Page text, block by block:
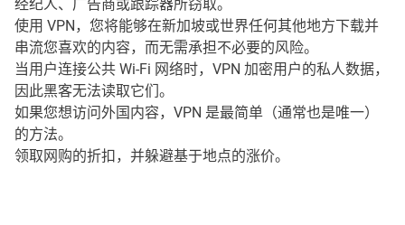
经纪人、广告商或跟踪器所窃取。
使用 VPN，您将能够在新加坡或世界任何其他地方下载并
串流您喜欢的内容，而无需承担不必要的风险。
当用户连接公共 Wi-Fi 网络时，VPN 加密用户的私人数据，
因此黑客无法读取它们。
如果您想访问外国内容，VPN 是最简单（通常也是唯一）
的方法。
领取网购的折扣，并躲避基于地点的涨价。